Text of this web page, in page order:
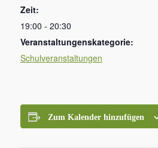
Zeit:
19:00 - 20:30
Veranstaltungenskategorie:
Schulveranstaltungen
Zum Kalender hinzufügen